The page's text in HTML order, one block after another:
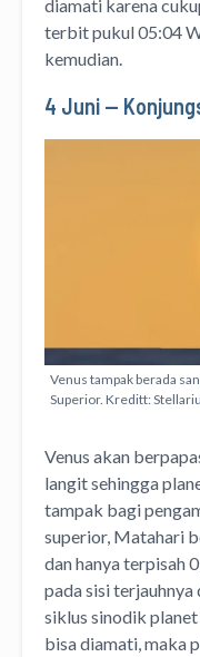
diamati karena
terbit pukul 05:04
kemudian.
4 Juni —
Venus tampak berada
Superior. Kreditt:
Venus akan
langit sehingga
tampak bagi
superior, Matahari
dan hanya terpisah
pada sisi
siklus sinodik
bisa diamati, maka